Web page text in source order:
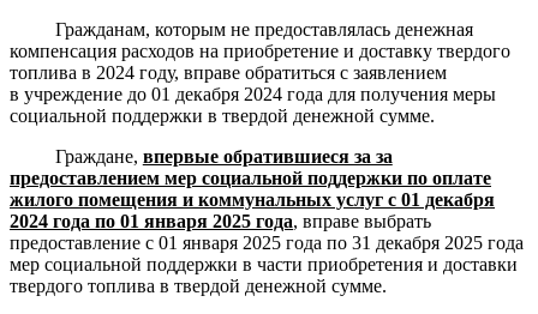
Гражданам, которым не предоставлялась денежная
компенсация расходов на приобретение и доставку твердого
топлива в 2024 году, вправе обратиться с заявлением
в учреждение до 01 декабря 2024 года для получения меры
социальной поддержки в твердой денежной сумме.
Граждане, впервые обратившиеся за за
предоставлением мер социальной поддержки по оплате
жилого помещения и коммунальных услуг с 01 декабря
2024 года по 01 января 2025 года, вправе выбрать
предоставление с 01 января 2025 года по 31 декабря 2025 года
мер социальной поддержки в части приобретения и доставки
твердого топлива в твердой денежной сумме.